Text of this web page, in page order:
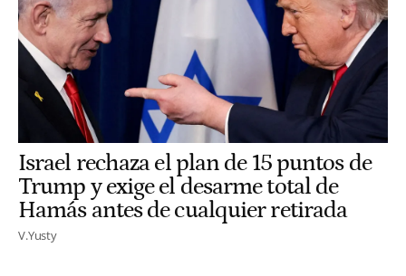
Israel rechaza el plan de 15 puntos de
Trump y exige el desarme total de
Hamás antes de cualquier retirada
V.Yusty